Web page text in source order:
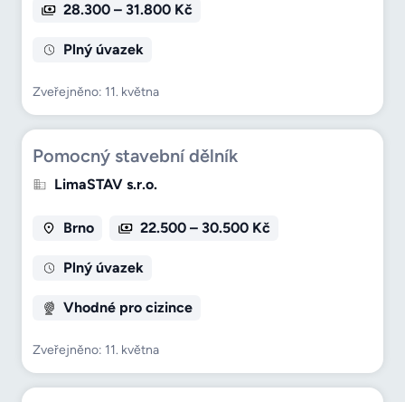
28.300 – 31.800 Kč
Plný úvazek
Zveřejněno: 11. května
Pomocný stavební dělník
LimaSTAV s.r.o.
Brno 22.500 – 30.500 Kč
Plný úvazek
Vhodné pro cizince
Zveřejněno: 11. května